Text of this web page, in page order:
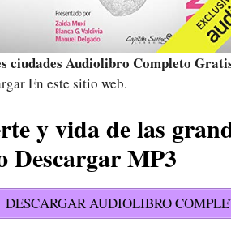
ciudades Audiolibro Completo
En este sitio web.
y vida de las
Descargar MP3
DESCARGAR AUDIOLIBRO